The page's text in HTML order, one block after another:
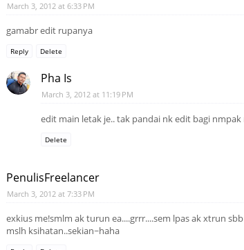
March 3, 2012 at 6:33 PM
gamabr edit rupanya
Reply Delete
Pha Is
March 3, 2012 at 11:19 PM
edit main letak je.. tak pandai nk edit bagi nmpak
Delete
PenulisFreelancer
March 3, 2012 at 7:33 PM
exkius me!smlm ak turun ea....grrr....sem lpas ak xtrun
mslh ksihatan..sekian~haha